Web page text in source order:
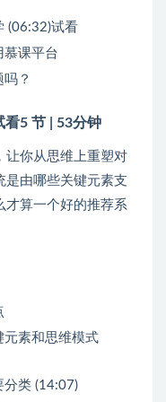
(06:32)试看
慕课平台
？
看5 节 | 53分钟
让你从思维上重塑对
是由哪些关键元素支
才算一个好的推荐系
素和思维模式
分类 (14:07)